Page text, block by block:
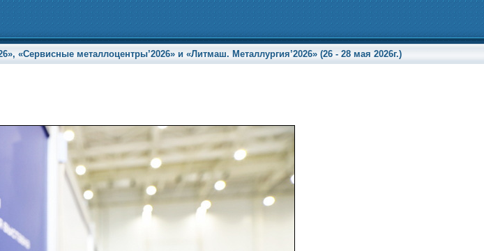
«Сервисные металлоцентры’2026» и «Литмаш. Металлургия’2026» (26 - 28 мая 2026г.)